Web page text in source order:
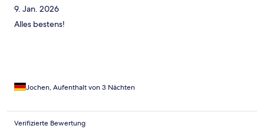
9. Jan. 2026
Alles bestens!
Jochen, Aufenthalt von 3 Nächten
Verifizierte Bewertung